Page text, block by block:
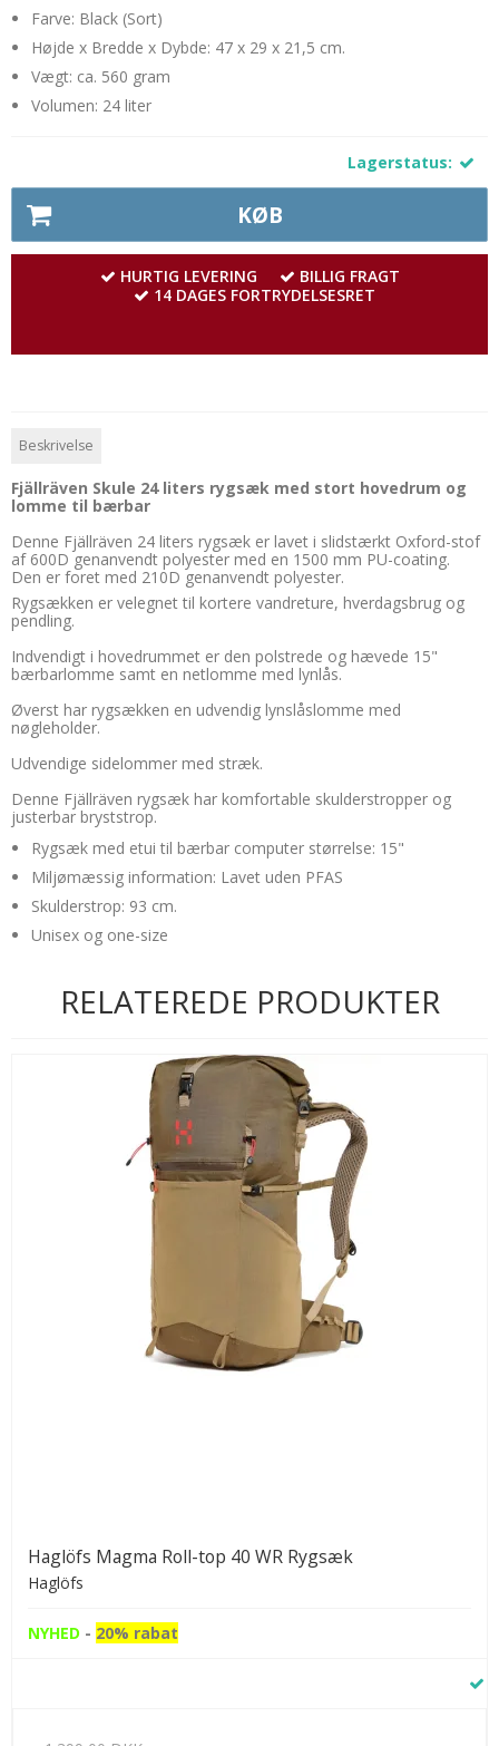
Farve: Black (Sort)
Højde x Bredde x Dybde: 47 x 29 x 21,5 cm.
Vægt: ca. 560 gram
Volumen: 24 liter
Lagerstatus:
KØB
HURTIG LEVERING
BILLIG FRAGT
14 DAGES FORTRYDELSESRET
Beskrivelse
Fjällräven Skule 24 liters rygsæk med stort hovedrum og
lomme til bærbar
Denne Fjällräven 24 liters rygsæk er lavet i slidstærkt Oxford-stof
af 600D genanvendt polyester med en 1500 mm PU-coating.
Den er foret med 210D genanvendt polyester.
Rygsækken er velegnet til kortere vandreture, hverdagsbrug og
pendling.
Indvendigt i hovedrummet er den polstrede og hævede 15"
bærbarlomme samt en netlomme med lynlås.
Øverst har rygsækken en udvendig lynslåslomme med
nøgleholder.
Udvendige sidelommer med stræk.
Denne Fjällräven rygsæk har komfortable skulderstropper og
justerbar bryststrop.
Rygsæk med etui til bærbar computer størrelse: 15"
Miljømæssig information: Lavet uden PFAS
Skulderstrop: 93 cm.
Unisex og one-size
RELATEREDE PRODUKTER
Haglöfs Magma Roll-top 40 WR Rygsæk
Haglöfs
NYHED - 20% rabat